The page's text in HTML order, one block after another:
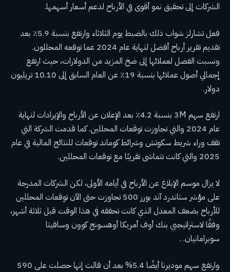
الشركات إلى تحقيق نمو أقوى في الأرباح لدعم أسعار أسهمها.
فعل تشارلز شواب ذلك بالضبط يوم الثلاثاء وارتفع بنسبة 5.9٪ بعد
تقديم تقرير أرباح أفضل لنهاية عام 2024 عما توقعه المحللون.
ونسبت الفضل لعملائها إلى ضخ المزيد من الدولارات، حيث ارتفع
إجمالي أصول عملائها بنسبة 19٪ عن العام السابق إلى 10.10 تريليون
دولار.
ارتفع سهم 3M بنسبة 4.2٪ بعد الإعلان عن الأرباح والإيرادات لنهاية
عام 2024 والتي تجاوزت توقعات المحللين. كما قدمت الشركة التي
تقف وراء شريط سكوتش وشرائط كوماند توقعات للنتائج المالية في عام
2025 والتي كانت تتماشى تقريبًا مع توقعات المحللين.
لا يزال موسم الإبلاغ عن الأرباح في أيامه الأولى، لكن الشركات المدرجة
على مؤشر ستاندرد آند بورز 500 تجاوزت حتى الآن توقعات المحللين
للأرباح بضعف المعدل الذي كانت تحققه في هذا الوقت قبل ثلاثة أشهر،
وفقًا لاستراتيجيي بنك أوف أمريكا أوهسونج كوون وسافيتا
سوبرامانيان. .
وارتفع سهم موديرنا أيضًا 5.4% بعد أن قالت إنها حصلت على 590